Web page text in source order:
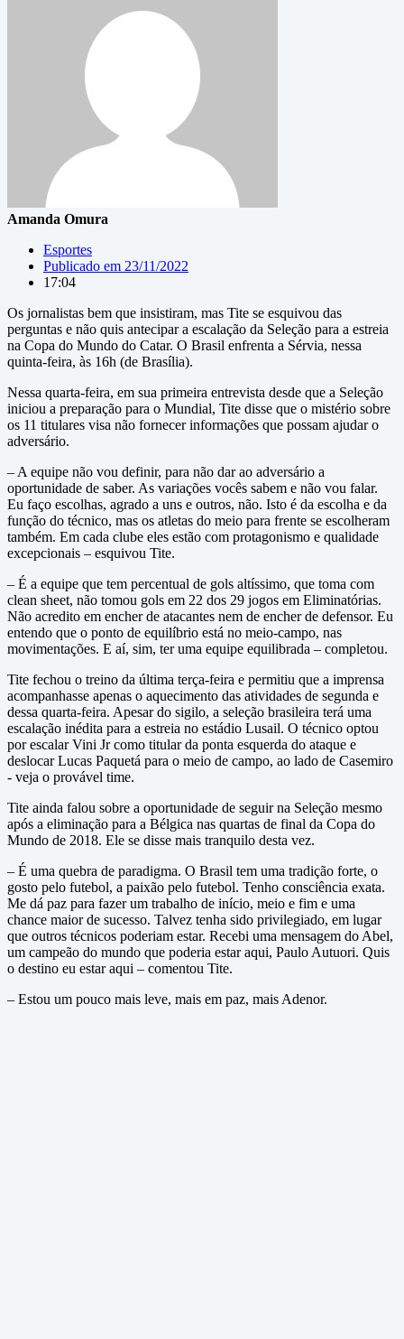
Amanda Omura
Esportes
Publicado em 23/11/2022
17:04
Os jornalistas bem que insistiram, mas Tite se esquivou das
perguntas e não quis antecipar a escalação da Seleção para a estreia
na Copa do Mundo do Catar. O Brasil enfrenta a Sérvia, nessa
quinta-feira, às 16h (de Brasília).
Nessa quarta-feira, em sua primeira entrevista desde que a Seleção
iniciou a preparação para o Mundial, Tite disse que o mistério sobre
os 11 titulares visa não fornecer informações que possam ajudar o
adversário.
– A equipe não vou definir, para não dar ao adversário a
oportunidade de saber. As variações vocês sabem e não vou falar.
Eu faço escolhas, agrado a uns e outros, não. Isto é da escolha e da
função do técnico, mas os atletas do meio para frente se escolheram
também. Em cada clube eles estão com protagonismo e qualidade
excepcionais – esquivou Tite.
– É a equipe que tem percentual de gols altíssimo, que toma com
clean sheet, não tomou gols em 22 dos 29 jogos em Eliminatórias.
Não acredito em encher de atacantes nem de encher de defensor. Eu
entendo que o ponto de equilíbrio está no meio-campo, nas
movimentações. E aí, sim, ter uma equipe equilibrada – completou.
Tite fechou o treino da última terça-feira e permitiu que a imprensa
acompanhasse apenas o aquecimento das atividades de segunda e
dessa quarta-feira. Apesar do sigilo, a seleção brasileira terá uma
escalação inédita para a estreia no estádio Lusail. O técnico optou
por escalar Vini Jr como titular da ponta esquerda do ataque e
deslocar Lucas Paquetá para o meio de campo, ao lado de Casemiro
- veja o provável time.
Tite ainda falou sobre a oportunidade de seguir na Seleção mesmo
após a eliminação para a Bélgica nas quartas de final da Copa do
Mundo de 2018. Ele se disse mais tranquilo desta vez.
– É uma quebra de paradigma. O Brasil tem uma tradição forte, o
gosto pelo futebol, a paixão pelo futebol. Tenho consciência exata.
Me dá paz para fazer um trabalho de início, meio e fim e uma
chance maior de sucesso. Talvez tenha sido privilegiado, em lugar
que outros técnicos poderiam estar. Recebi uma mensagem do Abel,
um campeão do mundo que poderia estar aqui, Paulo Autuori. Quis
o destino eu estar aqui – comentou Tite.
– Estou um pouco mais leve, mais em paz, mais Adenor.